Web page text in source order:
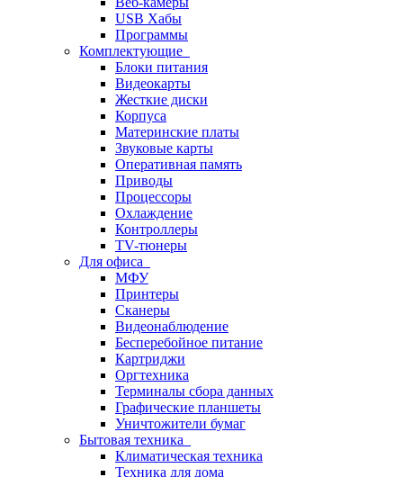
USB Хабы
Программы
Комплектующие
Блоки питания
Видеокарты
Жесткие диски
Корпуса
Материнские платы
Звуковые карты
Оперативная память
Приводы
Процессоры
Охлаждение
Контроллеры
TV-тюнеры
Для офиса
МФУ
Принтеры
Сканеры
Видеонаблюдение
Бесперебойное питание
Картриджи
Оргтехника
Терминалы сбора данных
Графические планшеты
Уничтожители бумаг
Бытовая техника
Климатическая техника
Техника для дома